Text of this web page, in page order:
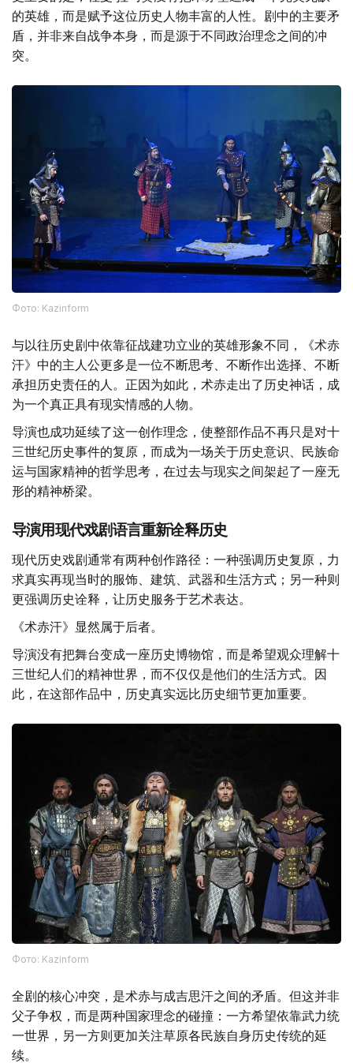
的英雄，而是赋予这位历史人物丰富的人性。剧中的主要矛
盾，并非来自战争本身，而是源于不同政治理念之间的冲
突。
Фото: Kazinform
与以往历史剧中依靠征战建功立业的英雄形象不同，《术赤
汗》中的主人公更多是一位不断思考、不断作出选择、不断
承担历史责任的人。正因为如此，术赤走出了历史神话，成
为一个真正具有现实情感的人物。
导演也成功延续了这一创作理念，使整部作品不再只是对十
三世纪历史事件的复原，而成为一场关于历史意识、民族命
运与国家精神的哲学思考，在过去与现实之间架起了一座无
形的精神桥梁。
导演用现代戏剧语言重新诠释历史
现代历史戏剧通常有两种创作路径：一种强调历史复原，力
求真实再现当时的服饰、建筑、武器和生活方式；另一种则
更强调历史诠释，让历史服务于艺术表达。
《术赤汗》显然属于后者。
导演没有把舞台变成一座历史博物馆，而是希望观众理解十
三世纪人们的精神世界，而不仅仅是他们的生活方式。因
此，在这部作品中，历史真实远比历史细节更加重要。
Фото: Kazinform
全剧的核心冲突，是术赤与成吉思汗之间的矛盾。但这并非
父子争权，而是两种国家理念的碰撞：一方希望依靠武力统
一世界，另一方则更加关注草原各民族自身历史传统的延
续。